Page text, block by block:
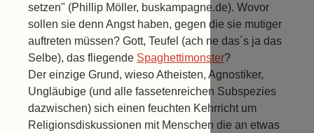
setzen" (Phillip Möller, buskampagne.de). Wovor
sollen sie denn Angst haben, gegen die sie mutiger
auftreten müssen? Gott, Teufel (ach ne das´s ja das
Selbe), das fliegende Spaghettimonster?
Der einzige Grund, wieso Atheisten, Agnostiker,
Ungläubige (und alle fassetenreichen Subspezies
dazwischen) sich einen feuchten Kehrricht um
Religionsdiskussionen mit Menschen die an etwas